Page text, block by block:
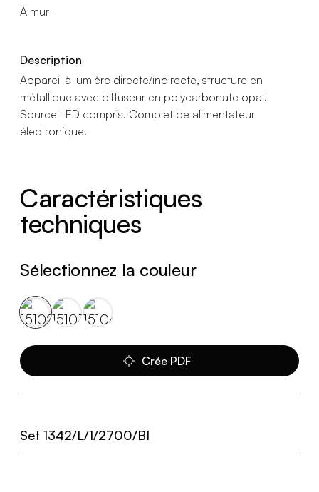
A mur
Description
Appareil à lumière directe/indirecte, structure en
métallique avec diffuseur en polycarbonate opal.
Source LED compris. Complet de alimentateur
électronique.
Caractéristiques
techniques
Sélectionnez la couleur
Crée PDF
Set 1342/L/1/2700/BI